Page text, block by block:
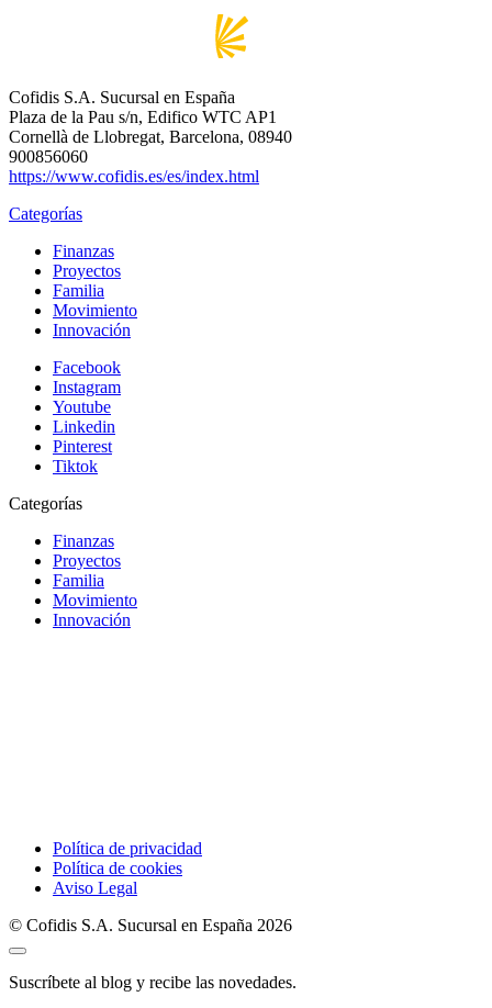
Cofidis S.A. Sucursal en España
Plaza de la Pau s/n, Edifico WTC AP1
Cornellà de Llobregat, Barcelona, 08940
900856060
https://www.cofidis.es/es/index.html
Categorías
Finanzas
Proyectos
Familia
Movimiento
Innovación
Facebook
Instagram
Youtube
Linkedin
Pinterest
Tiktok
Categorías
Finanzas
Proyectos
Familia
Movimiento
Innovación
Política de privacidad
Política de cookies
Aviso Legal
© Cofidis S.A. Sucursal en España 2026
Suscríbete al blog y recibe las novedades.